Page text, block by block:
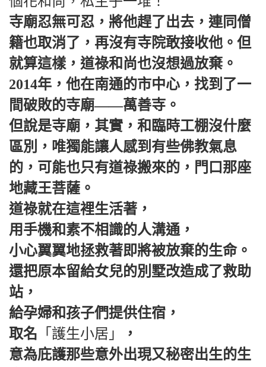
寺廟忍無可忍，將他趕了出去，連同僧
籍也取消了，再沒有寺院敢接收他。但
就算這樣，道祿和尚也沒想過放棄。
2014年，他在南通的市中心，找到了一
間破敗的寺廟——萬善寺。
但說是寺廟，其實，和臨時工棚沒什麼
區別，唯獨能讓人感到有些佛教氣息
的，可能也只有道祿搬來的，門口那座
地藏王菩薩。
道祿就在這裡生活著，
用手機和素不相識的人溝通，
小心翼翼地拯救著即將被放棄的生命。
還把原本留給女兒的別墅改造成了救助
站，
給孕婦和孩子們提供住宿，
取名 「護生小居」
，
意為庇護那些意外出現又秘密出生的生